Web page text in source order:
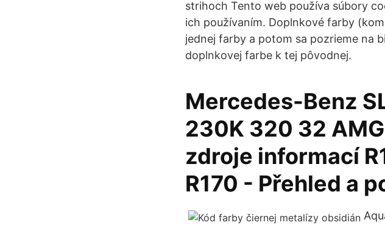
strihoch Tento web používa súbory
ich používaním. Doplnkové farby
jednej farby a potom sa pozrieme na
doplnkovej farbe k tej pôvodnej.
Mercedes-Benz
230K 320 32
zdroje informací
R170 - Přehled a